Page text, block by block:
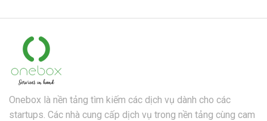
Onebox là nền tảng tìm kiếm các dịch vụ dành cho các
startups. Các nhà cung cấp dịch vụ trong nền tảng cùng cam